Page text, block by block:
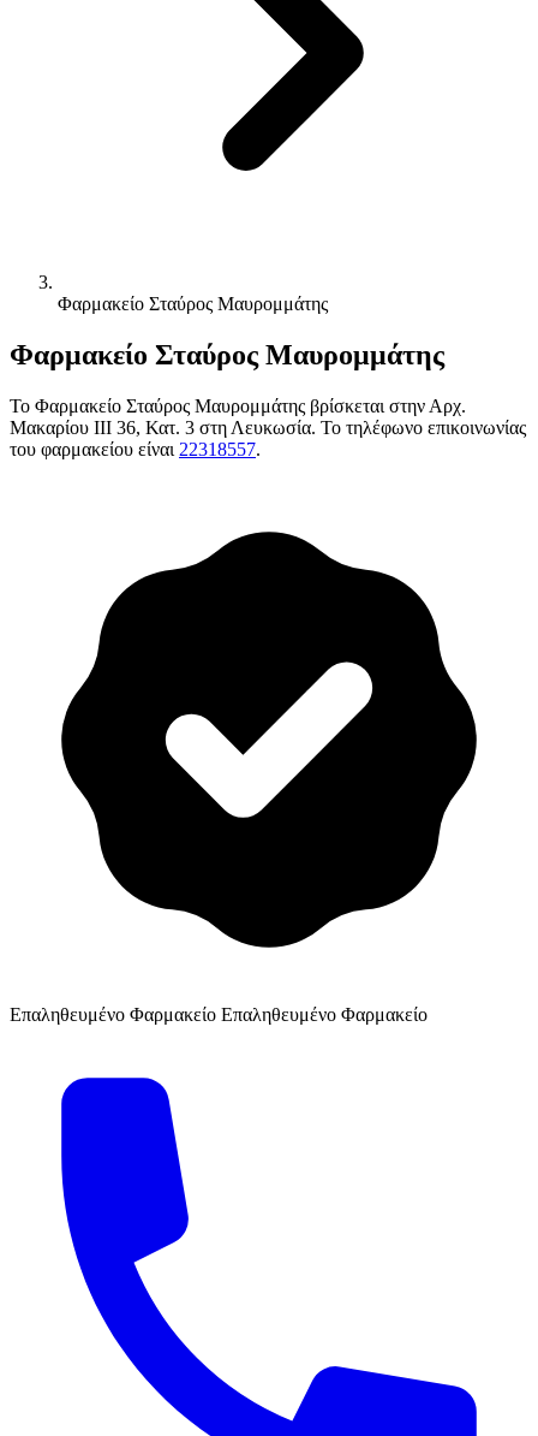
Φαρμακείο Σταύρος Μαυρομμάτης
Φαρμακείο Σταύρος Μαυρομμάτης
Το Φαρμακείο Σταύρος Μαυρομμάτης βρίσκεται στην Αρχ.
Μακαρίου ΙΙΙ 36, Κατ. 3 στη Λευκωσία. Το τηλέφωνο επικοινωνίας
του φαρμακείου είναι 22318557.
Επαληθευμένο Φαρμακείο Επαληθευμένο Φαρμακείο